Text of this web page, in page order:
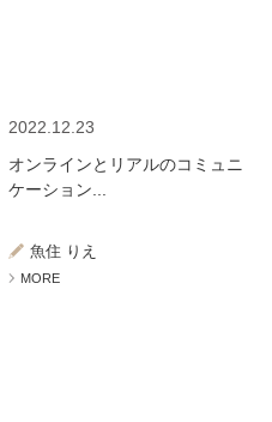
と
お悩みから記事
を探す
のしわ 敏感肌 た
るみ
ミューズへの伝
2022.12.23
オンラインとリアルのコミュニ
ケーション...
魚住 りえ
MORE